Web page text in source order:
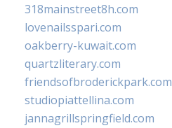
318mainstreet8h.com
lovenailsspari.com
oakberry-kuwait.com
quartzliterary.com
friendsofbroderickpark.com
studiopiattellina.com
jannagrillspringfield.com